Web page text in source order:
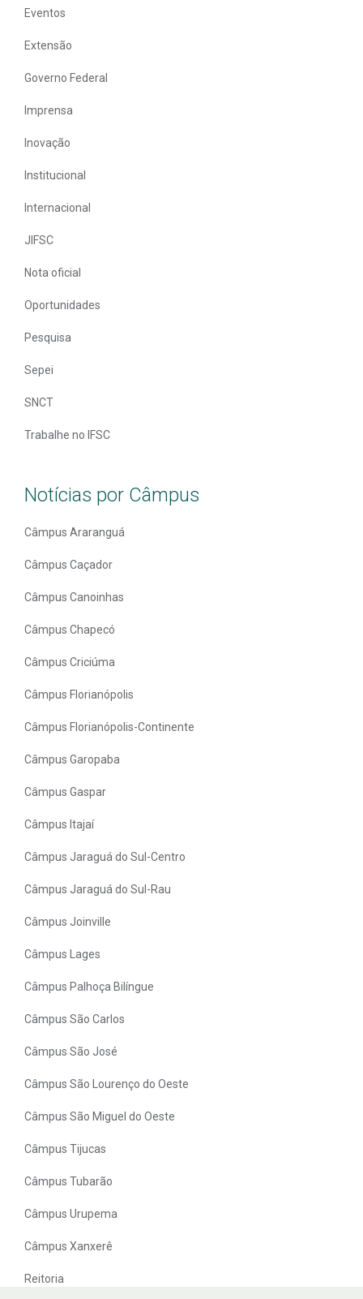
Eventos
Extensão
Governo Federal
Imprensa
Inovação
Institucional
Internacional
JIFSC
Nota oficial
Oportunidades
Pesquisa
Sepei
SNCT
Trabalhe no IFSC
Notícias por Câmpus
Câmpus Araranguá
Câmpus Caçador
Câmpus Canoinhas
Câmpus Chapecó
Câmpus Criciúma
Câmpus Florianópolis
Câmpus Florianópolis-Continente
Câmpus Garopaba
Câmpus Gaspar
Câmpus Itajaí
Câmpus Jaraguá do Sul-Centro
Câmpus Jaraguá do Sul-Rau
Câmpus Joinville
Câmpus Lages
Câmpus Palhoça Bilíngue
Câmpus São Carlos
Câmpus São José
Câmpus São Lourenço do Oeste
Câmpus São Miguel do Oeste
Câmpus Tijucas
Câmpus Tubarão
Câmpus Urupema
Câmpus Xanxerê
Reitoria